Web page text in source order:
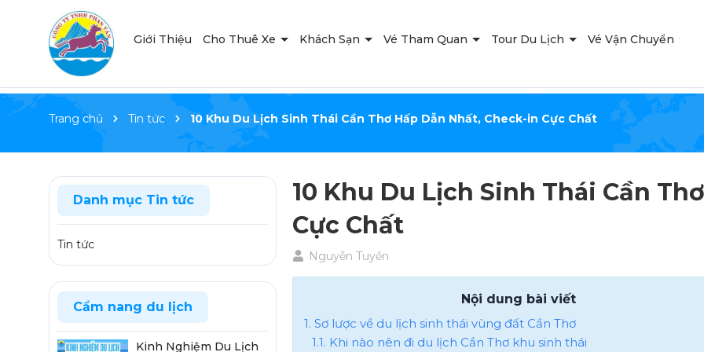
Giới Thiệu Cho Thuê Xe Khách Sạn Vé Tham Quan Tour Du Lịch Vé Vận Chuyển
Trang chủ Tin tức 10 Khu Du Lịch Sinh Thái Cần Thơ Hấp Dẫn Nhất, Check-in Cực Chất
10 Khu Du Lịch Sinh Thái Cần
Cực Chất
Nguyễn Tuyền
Nội dung bài viết
1. Sơ lược về du lịch sinh thái vùng đất Cần Thơ
1.1. Khi nào nên đi du lịch Cần Thơ khu sinh thái
Danh mục Tin tức
Tin tức
Cẩm nang du lịch
Kinh Nghiệm Du Lịch